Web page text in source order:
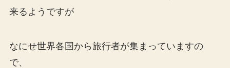
来るようですが
なにせ世界各国から旅行者が集まっていますの
で、